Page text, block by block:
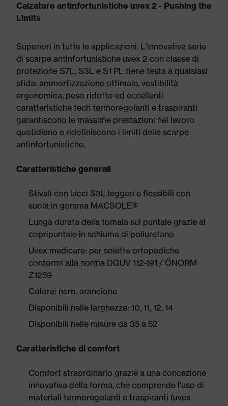
Calzature antinfortunistiche uvex 2 - Pushing the
Limits
Superiori in tutte le applicazioni. L'innovativa serie
di scarpe antinfortunistiche uvex 2 con classe di
protezione S7L, S3L e S1 PL tiene testa a qualsiasi
sfida: ammortizzazione ottimale, vestibilità
ergonomica, peso ridotto ed eccellenti
caratteristiche tech termoregolanti e traspiranti
garantiscono le massime prestazioni nel lavoro
quotidiano e ridefiniscono i limiti delle scarpe
antinfortunistiche.
Caratteristiche generali
Stivali con lacci S3L leggeri e flessibili con
suola in gomma MACSOLE®
Lunga durata della tomaia sul puntale grazie al
copripuntale in schiuma di poliuretano
Uvex medicare: per solette ortopediche
conformi alla norma DGUV 112-191 / ÖNORM
Z1259
Colore: nero, arancione
Disponibili nelle larghezze: 10, 11, 12, 14
Disponibili nelle misure da 35 a 52
Caratteristiche di comfort
Comfort straordinario grazie a una concezione
innovativa della forma, che comprende l'uso di
materiali termoregolanti e traspiranti (uvex